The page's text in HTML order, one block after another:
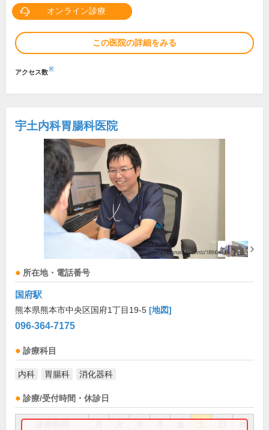
オンライン診療
この医院の詳細をみる
アクセス数※
宇土内科胃腸科医院
所在地・電話番号
国府駅
熊本県熊本市中央区国府1丁目19-5 [地図]
096-364-7175
診療科目
内科 胃腸科 消化器科
診療/受付時間・休診日
祝